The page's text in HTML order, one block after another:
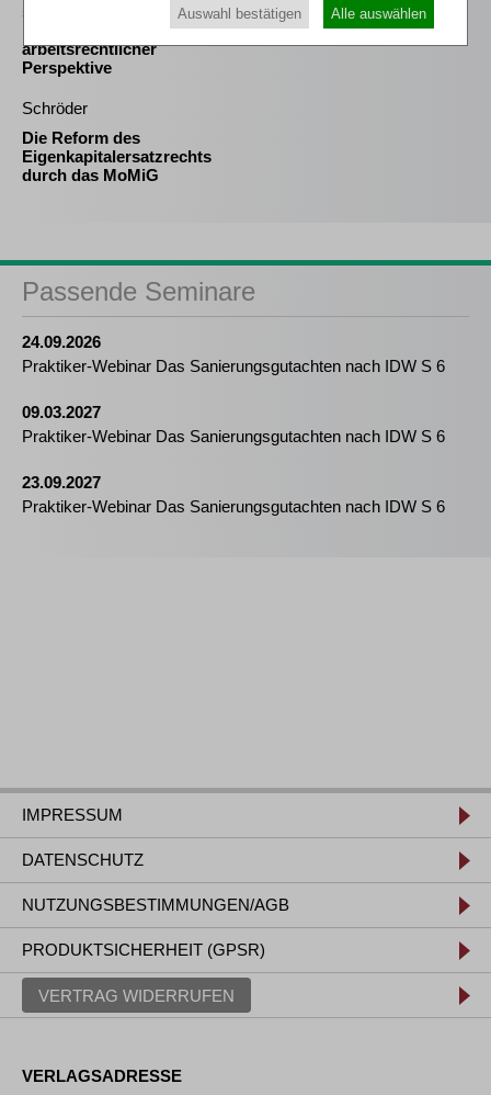
selbständigen Tätigkeit
nach § 35 Abs. 2 InsO aus
arbeitsrechtlicher
Perspektive
Schröder
Die Reform des
Eigenkapitalersatzrechts
durch das MoMiG
Passende Seminare
24.09.2026
Praktiker-Webinar Das Sanierungsgutachten nach IDW S 6
09.03.2027
Praktiker-Webinar Das Sanierungsgutachten nach IDW S 6
23.09.2027
Praktiker-Webinar Das Sanierungsgutachten nach IDW S 6
IMPRESSUM
DATENSCHUTZ
NUTZUNGSBESTIMMUNGEN/AGB
PRODUKTSICHERHEIT (GPSR)
VERTRAG WIDERRUFEN
VERLAGSADRESSE
Auswahl bestätigen Alle auswählen